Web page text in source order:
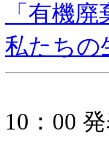
「有機
私たちの
10：00